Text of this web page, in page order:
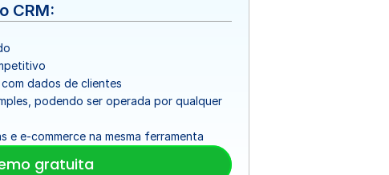
CRM:
dados de clientes
podendo ser operada por qualquer
e e-commerce na mesma ferramenta
gratuita